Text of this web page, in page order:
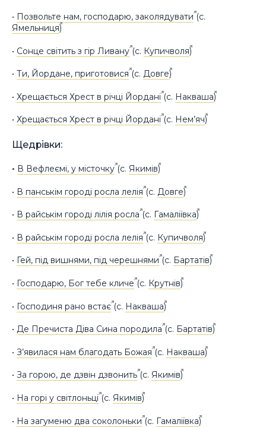
• Позвольте нам, господарю, заколядувати(с.
Ямельниця)
• Сонце світить з гір Ливану(с. Купичволя)
• Ти, Йордане, приготовися(с. Довге)
• Хрещається Хрест в річці Йордані(с. Накваша)
• Хрещається Хрест в річці Йордані(с. Нем’яч)
Щедрівки:
• В Вефлеємі, у місточку(с. Якимів)
• В панськім городі росла лелія(с. Довге)
• В райськім городі лілія росла(с. Гамаліївка)
• В райськім городі росла лелія(с. Купичволя)
• Гей, під вишнями, під черешнями(с. Бартатів)
• Господарю, Бог тебе кличе(с. Крутнів)
• Господиня рано встає(с. Накваша)
• Де Пречиста Діва Сина породила(с. Бартатів)
• З’явилася нам благодать Божая(с. Накваша)
• За горою, де дзвін дзвонить(с. Якимів)
• На горі у світлоньці(с. Якимів)
• На загуменю два соколоньки(с. Гамаліївка)